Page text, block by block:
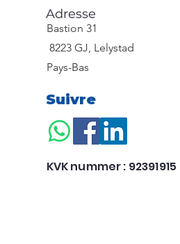
Adresse
​Bastion 31
8223 GJ, Lelystad
Pays-Bas
Suivre
KVK nummer : 92391915